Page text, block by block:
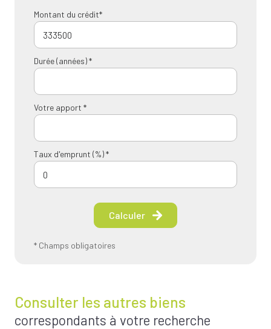
Montant du crédit*
Durée (années) *
Votre apport *
Taux d'emprunt (%) *
Calculer
* Champs obligatoires
Consulter les autres biens
correspondants à votre recherche